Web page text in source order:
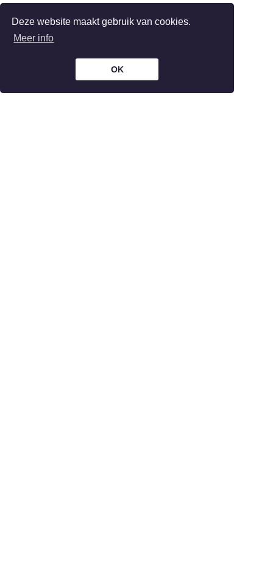
Deze website maakt gebruik van cookies.
Meer info
OK